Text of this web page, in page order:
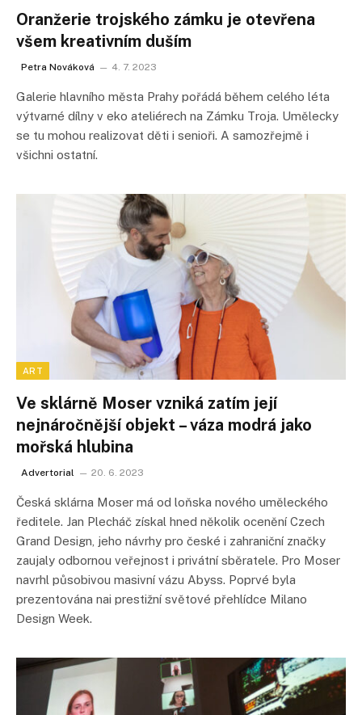
Oranžerie trojského zámku je otevřena
všem kreativním duším
Petra Nováková 4. 7. 2023
Galerie hlavního města Prahy pořádá během celého léta
výtvarné dílny v eko ateliérech na Zámku Troja. Umělecky
se tu mohou realizovat děti i senioři. A samozřejmě i
všichni ostatní.
ART
Ve sklárně Moser vzniká zatím její
nejnáročnější objekt – váza modrá jako
mořská hlubina
Advertorial 20. 6. 2023
Česká sklárna Moser má od loňska nového uměleckého
ředitele. Jan Plecháč získal hned několik ocenění Czech
Grand Design, jeho návrhy pro české i zahraniční značky
zaujaly odbornou veřejnost i privátní sběratele. Pro Moser
navrhl působivou masivní vázu Abyss. Poprvé byla
prezentována nai prestižní světové přehlídce Milano
Design Week.